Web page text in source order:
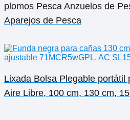
plomos Pesca Anzuelos de
Aparejos de Pesca
Lixada Bolsa Plegable portátil
Aire Libre, 100 cm, 130 cm,